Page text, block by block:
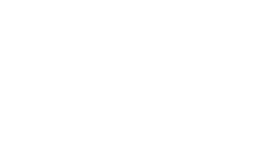
stopni. . . wtorek, 4 sierpnia 2026